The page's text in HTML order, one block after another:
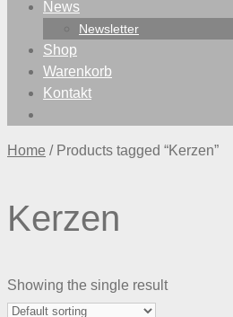
News
Newsletter
Shop
Warenkorb
Kontakt
Home / Products tagged “Kerzen”
Kerzen
Showing the single result